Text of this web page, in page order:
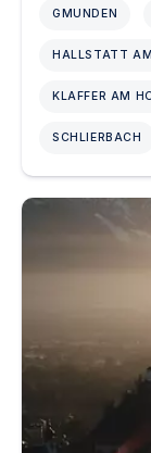
GMUNDEN
HALLSTATT
KLAFFER AM
SCHLIERBACH